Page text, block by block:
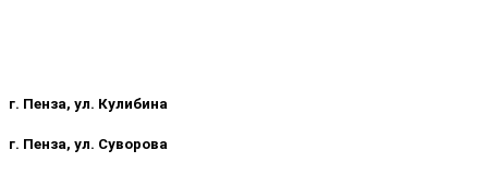
г. Пенза, ул. Кулибина
г. Пенза, ул. Суворова